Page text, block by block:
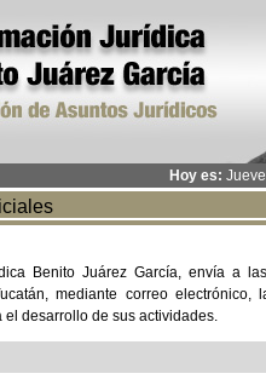
Hoy es:
Benito Juárez García, envía a
mediante correo electrónico,
desarrollo de sus actividades.